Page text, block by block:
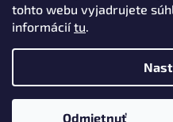
tohto webu vyjadrujete
informáciítu.
Odmietnuť
Sledovať na